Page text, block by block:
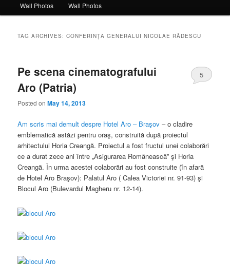
Wall Photos Wall Photos
TAG ARCHIVES:CONFERINŢA GENERALUI NICOLAE RĂDESCU
Pe scena cinematografului
Aro (Patria)
Posted onMay 14, 2013
5
Am scris mai demult despre Hotel Aro – Braşov – o cladire
emblematică astăzi pentru oraş, construită după proiectul
arhitectului Horia Creangă. Proiectul a fost fructul unei colaborări
ce a durat zece ani între „Asigurarea Românească” şi Horia
Creangă. În urma acestei colaborări au fost construite (în afară
de Hotel Aro Braşov): Palatul Aro ( Calea Victoriei nr. 91-93) şi
Blocul Aro (Bulevardul Magheru nr. 12-14).